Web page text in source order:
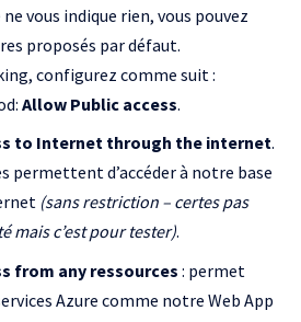
vous indique rien, vous pouvez
proposés par défaut.
configurez comme suit :
Allow Public access.
to Internet through the internet.
permettent d’accéder à notre base
(sans restriction – certes pas
mais c’est pour tester).
from any ressources : permet
Azure comme notre Web App